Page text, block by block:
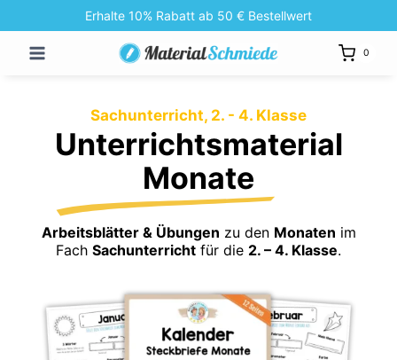
Inhalt
springen
Erhalte 10% Rabatt ab 50 € Bestellwert
0
Sachunterricht, 2. - 4. Klasse
Unterrichtsmaterial
Monate
Arbeitsblätter & Übungen zu den Monaten im
Fach Sachunterricht für die 2. – 4. Klasse.